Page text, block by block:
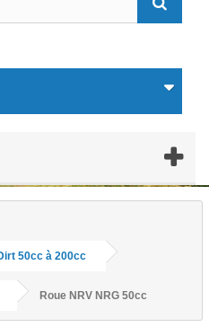
50cc à 200cc
Roue NRV NRG 50cc